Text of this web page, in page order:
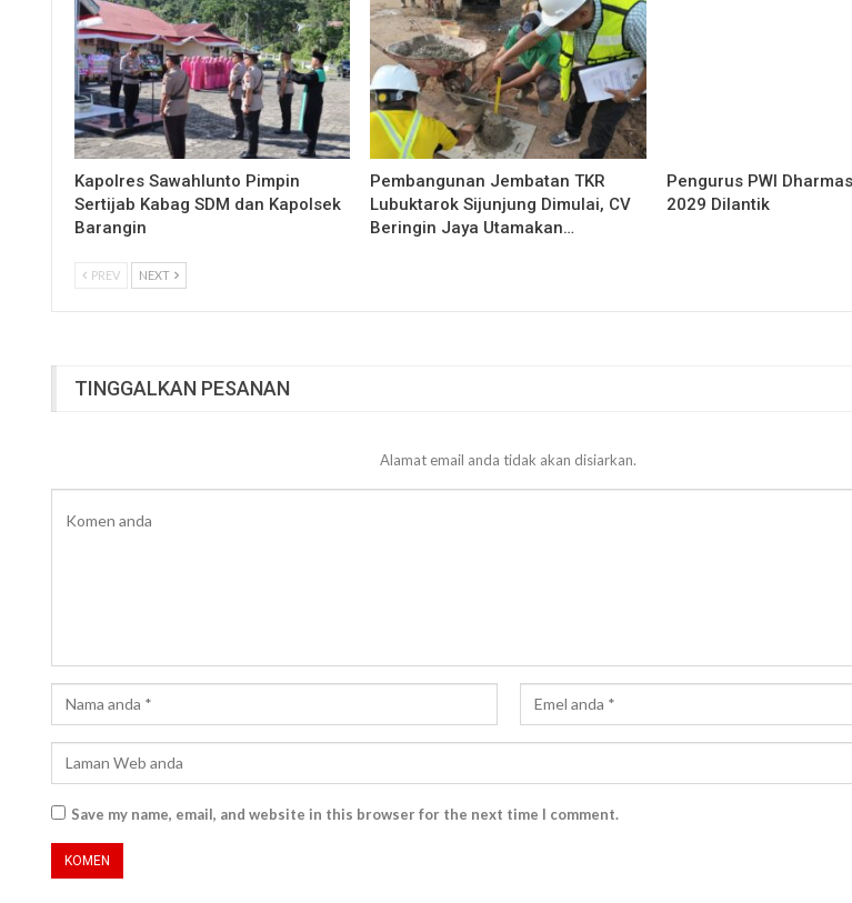
Kapolres Sawahlunto Pimpin
Sertijab Kabag SDM dan Kapolsek
Barangin
Pembangunan Jembatan TKR
Lubuktarok Sijunjung Dimulai, CV
Beringin Jaya Utamakan…
Pengurus PWI
2029 Dilantik
PREV NEXT
TINGGALKAN PESANAN
Alamat email anda tidak akan disiarkan.
Save my name, email, and website in this browser for the next time I comment.